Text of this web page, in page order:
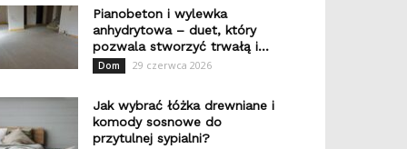
Pianobeton i wylewka
anhydrytowa – duet, który
pozwala stworzyć trwałą i...
Dom 29 czerwca 2026
Jak wybrać łóżka drewniane i
komody sosnowe do
przytulnej sypialni?